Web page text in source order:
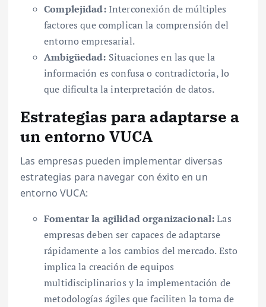
Complejidad:Interconexión de múltiples
factores que complican la comprensión del
entorno empresarial.
Ambigüedad: Situaciones en las que la
información es confusa o contradictoria, lo
que dificulta la interpretación de datos.
Estrategias para adaptarse a
un entorno VUCA
Las empresas pueden implementar diversas
estrategias para navegar con éxito en un
entorno VUCA:
Fomentar la agilidad organizacional:Las
empresas deben ser capaces de adaptarse
rápidamente a los cambios del mercado. Esto
implica la creación de equipos
multidisciplinarios y la implementación de
metodologías ágiles que faciliten la toma de